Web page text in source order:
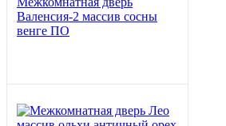
Валенсия-2 массив сосны
венге ПО